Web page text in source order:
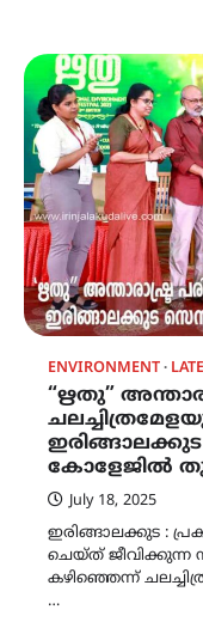
ENVIRONMENT
“ഋതു”
കോളേജിൽ
July 18, 2025
ഇരിങ്ങാലക്കുട :
ചെയ്ത് ജീവിക്കുന്ന
കഴിഞ്ഞെന്ന്
…